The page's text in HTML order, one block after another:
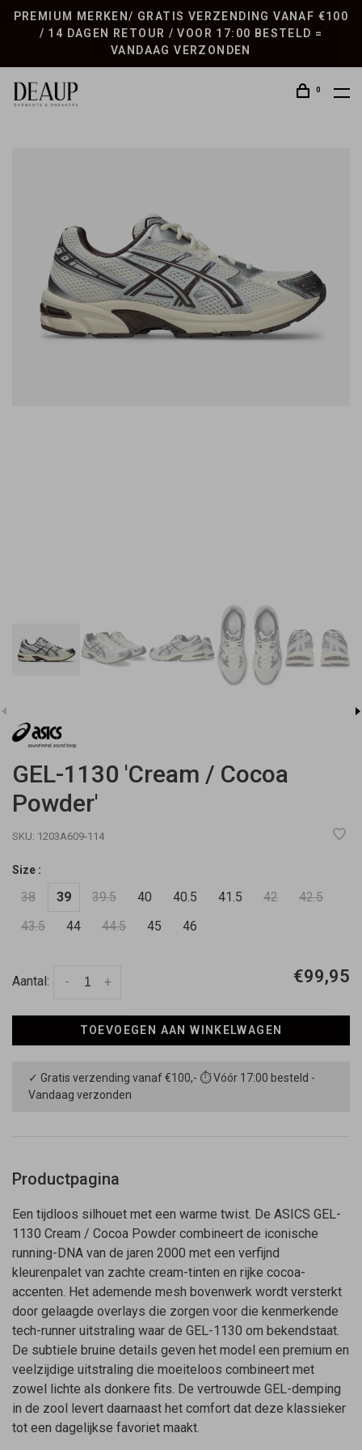
PREMIUM MERKEN/ GRATIS VERZENDING VANAF €100
/ 14 DAGEN RETOUR / VOOR 17:00 BESTELD =
VANDAAG VERZONDEN
0
GEL-1130 'Cream / Cocoa
Powder'
SKU: 1203A609-114
Size :
38 39 39.5 40 40.5 41.5 42
42.5
43.5
44 44.5 45 46
Aantal: +
- €99,95
TOEVOEGEN AAN WINKELWAGEN
✓ Gratis verzending vanaf €100,- ⏱ Vóór 17:00 besteld -
Vandaag verzonden
Productpagina
Een tijdloos silhouet met een warme twist. De ASICS GEL-
1130 Cream / Cocoa Powder combineert de iconische
running-DNA van de jaren 2000 met een verfijnd
kleurenpalet van zachte cream-tinten en rijke cocoa-
accenten. Het ademende mesh bovenwerk wordt versterkt
door gelaagde overlays die zorgen voor die kenmerkende
tech-runner uitstraling waar de GEL-1130 om bekendstaat.
De subtiele bruine details geven het model een premium en
veelzijdige uitstraling die moeiteloos combineert met
zowel lichte als donkere fits. De vertrouwde GEL-demping
in de zool levert daarnaast het comfort dat deze klassieker
tot een dagelijkse favoriet maakt.